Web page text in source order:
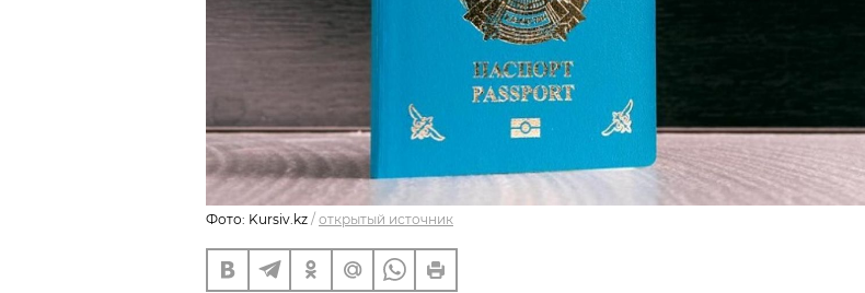
Фото: Kursiv.kz / открытый источник